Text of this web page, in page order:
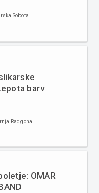
Sobota
barv
Radgona
OMAR